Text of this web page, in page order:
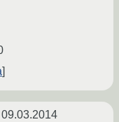
09.03.2014